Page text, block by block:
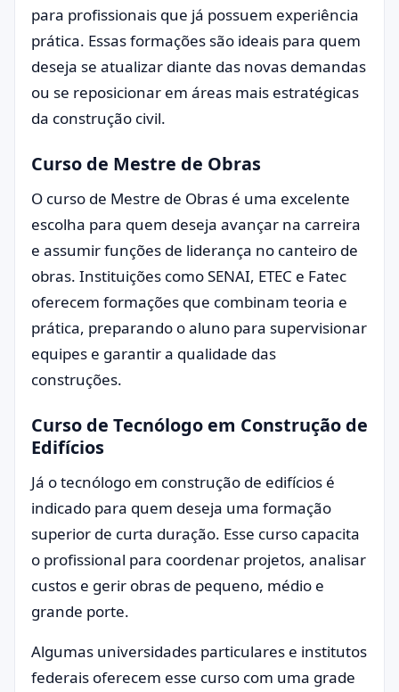
para profissionais que já possuem experiência
prática. Essas formações são ideais para quem
deseja se atualizar diante das novas demandas
ou se reposicionar em áreas mais estratégicas
da construção civil.
Curso de Mestre de Obras
O curso de Mestre de Obras é uma excelente
escolha para quem deseja avançar na carreira
e assumir funções de liderança no canteiro de
obras. Instituições como SENAI, ETEC e Fatec
oferecem formações que combinam teoria e
prática, preparando o aluno para supervisionar
equipes e garantir a qualidade das
construções.
Curso de Tecnólogo em Construção de
Edifícios
Já o tecnólogo em construção de edifícios é
indicado para quem deseja uma formação
superior de curta duração. Esse curso capacita
o profissional para coordenar projetos, analisar
custos e gerir obras de pequeno, médio e
grande porte.
Algumas universidades particulares e institutos
federais oferecem esse curso com uma grade